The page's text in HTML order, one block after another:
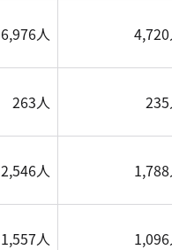
6,976人
263人
2,546人
1,557人